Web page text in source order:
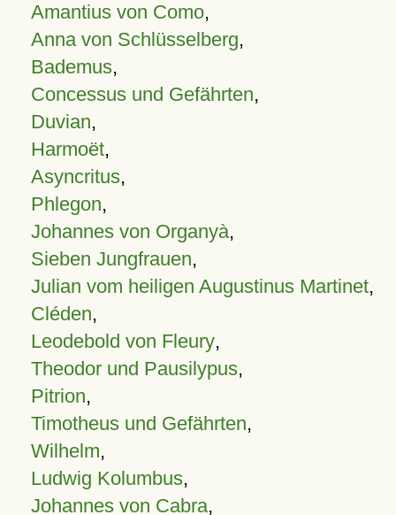
Amantius von Como,
Anna von Schlüsselberg,
Bademus,
Concessus und Gefährten,
Duvian,
Harmoët,
Asyncritus,
Phlegon,
Johannes von Organyà,
Sieben Jungfrauen,
Julian vom heiligen Augustinus Martinet,
Cléden,
Leodebold von Fleury,
Theodor und Pausilypus,
Pitrion,
Timotheus und Gefährten,
Wilhelm,
Ludwig Kolumbus,
Johannes von Cabra,